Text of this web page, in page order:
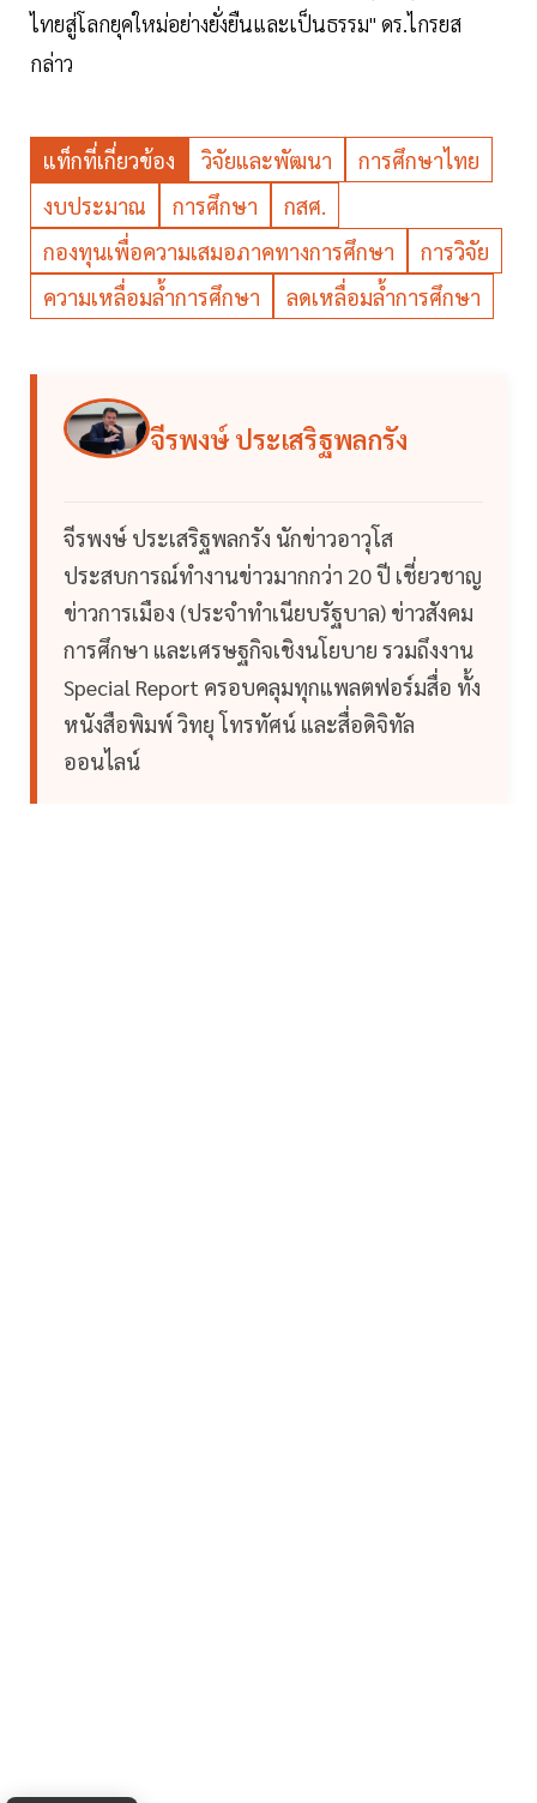
ไทยสู่โลกยุคใหม่อย่างยั่งยืนและเป็นธรรม" ดร.ไกรยส
กล่าว
แท็กที่เกี่ยวข้อง วิจัยและพัฒนา
การศึกษาไทย
งบประมาณ
การศึกษา
กสศ.
กองทุนเพื่อความเสมอภาคทางการศึกษา
การวิจัย
ความเหลื่อมล้ำการศึกษา
ลดเหลื่อมล้ำการศึกษา
จีรพงษ์ ประเสริฐพลกรัง
จีรพงษ์ ประเสริฐพลกรัง นักข่าวอาวุโส
ประสบการณ์ทำงานข่าวมากกว่า 20 ปี เชี่ยวชาญ
ข่าวการเมือง (ประจำทำเนียบรัฐบาล) ข่าวสังคม
การศึกษา และเศรษฐกิจเชิงนโยบาย รวมถึงงาน
Special Report ครอบคลุมทุกแพลตฟอร์มสื่อ ทั้ง
หนังสือพิมพ์ วิทยุ โทรทัศน์ และสื่อดิจิทัล
ออนไลน์